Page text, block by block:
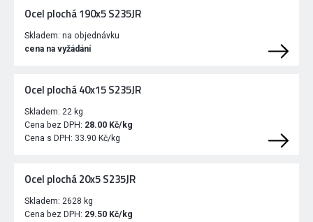
Ocel plochá 190x5 S235JR
Skladem: na objednávku
cena na vyžádání
Ocel plochá 40x15 S235JR
Skladem: 22 kg
Cena bez DPH: 28.00 Kč/kg
Cena s DPH: 33.90 Kč/kg
Ocel plochá 20x5 S235JR
Skladem: 2628 kg
Cena bez DPH: 29.50 Kč/kg